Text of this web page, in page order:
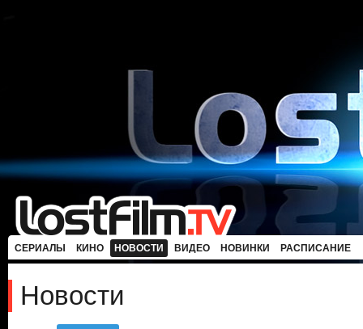
СЕРИАЛЫ КИНО НОВОСТИ ВИДЕО НОВИНКИ РАСПИСАНИЕ
Новости